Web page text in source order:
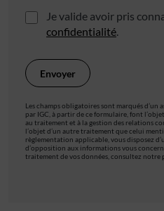
Je valide avoir pris
confidentialité.
Les champs obligatoires sont marqués
par IGC, à partir de ce formulaire, font
au traitement et à la gestion des relations
l’objet d’un autre traitement que celui
règlementation applicable, vous disposez
d’opposition aux informations vous
traitement de vos données, consultez notre